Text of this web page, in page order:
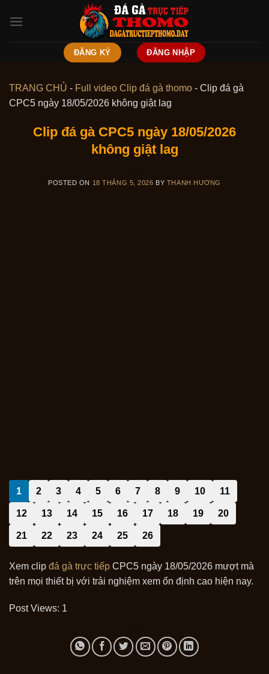
ĐĂNG KÝ ĐĂNG NHẬP
TRANG CHỦ - Full video Clip đá gà thomo - Clip đá gà
CPC5 ngày 18/05/2026 không giật lag
Clip đá gà CPC5 ngày 18/05/2026
không giật lag
POSTED ON 18 THÁNG 5, 2026 BY THANH HƯƠNG
1 2 3 4 5 6 7 8 9 10 11
12 13 14 15 16 17 18 19 20
21 22 23 24 25 26
Xem clip đá gà trực tiếp CPC5 ngày 18/05/2026 mượt mà
trên mọi thiết bị với trải nghiệm xem ổn định cao hiện nay.
Post Views: 1